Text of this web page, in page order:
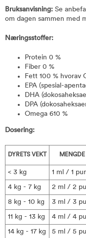
Bruksanvisning: Se
om dagen sammen med
Næringsstoffer:
Protein 0 %
Fiber 0 %
Fett 100 % hvorav
EPA (spesial-
DHA
DPA
Omega 610 %
Dosering:
DYRETS VEKT
< 3 kg
1 ml / 1
4 kg - 7 kg
2 ml / 2
8 kg - 10 kg
3 ml / 3
11 kg - 13 kg
4 ml / 4
14 kg - 17 kg
5 ml / 5